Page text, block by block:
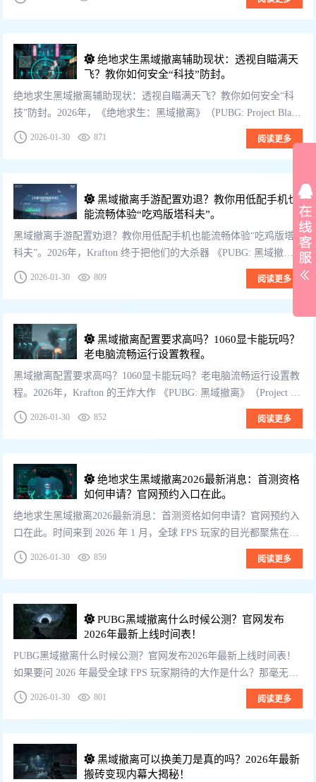
绝地求生黑域撤离辅助现状：透视自瞄满天
飞？教你如何安全“科技”防封。
绝地求生黑域撤离辅助现状：透视自瞄满天飞？教你如何安全“科
技”防封。2026年，《绝地求生：黑域撤离》（PUBG: Project Black
Budget）无疑是目前最火爆的“搜打撤”游戏。但随着热...
2026-01-30 871 阅读更多
黑域撤离手游配置劝退？教你用低配手机也
能流畅体验“吃鸡版塔科夫”。
黑域撤离手游配置劝退？教你用低配手机也能流畅体验“吃鸡版塔
科夫”。2026年，Krafton 终于把他们的大杀器 《PUBG: 黑域撤离
手游版》（Project Black Budget Mobil...
2026-01-30 809 阅读更多
黑域撤离配置要求高吗？1060显卡能玩吗？
老电脑流畅运行设置教程。
黑域撤离配置要求高吗？1060显卡能玩吗？老电脑流畅运行设置教
程。2026年，Krafton 的王炸大作 《PUBG: 黑域撤离》（Project Bl
ack Budget） 终于来了。看着主播们在 ...
2026-01-30 852 阅读更多
绝地求生黑域撤离2026最新消息：首测资格
如何申请？官网预约入口在此。
绝地求生黑域撤离2026最新消息：首测资格如何申请？官网预约入
口在此。时间来到 2026 年 1 月，全球 FPS 玩家的目光都聚焦在同
一个名字上——《绝地求生：黑域撤离》（PUBG: Project...
2026-01-30 859 阅读更多
PUBG黑域撤离什么时候公测？官网发布
2026年最新上线时间表！
PUBG黑域撤离什么时候公测？官网发布2026年最新上线时间表！
如果要问 2026 年最受全球 FPS 玩家期待的大作是什么？那毫无疑
问是 Krafton（PUBG母公司）的《PUBG: 黑域撤离》（...
2026-01-30 801 阅读更多
黑域撤离可以换美刀是真的吗？2026年最新
搬砖变现内幕大揭秘！